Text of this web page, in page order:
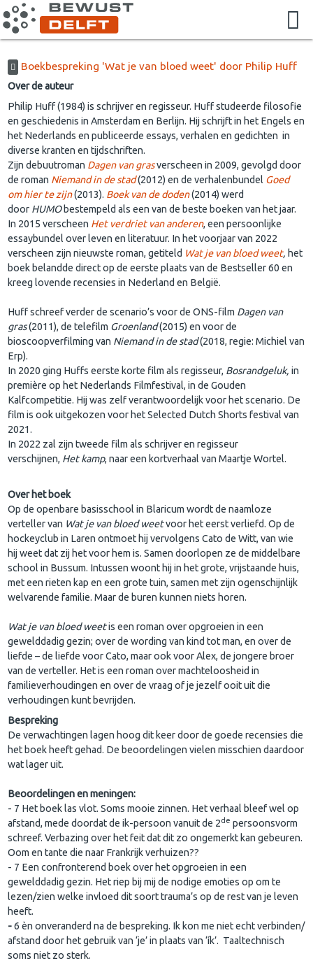
Boekbespreking 'Wat je van bloed weet' door Philip Huff
Over de auteur
Philip Huff (1984) is schrijver en regisseur. Huff studeerde filosofie
en geschiedenis in Amsterdam en Berlijn. Hij schrijft in het Engels en
het Nederlands en publiceerde essays, verhalen en gedichten in
diverse kranten en tijdschriften.
Zijn debuutroman Dagen van grasverscheen in 2009, gevolgd door
de roman Niemand in de stad(2012) en de verhalenbundel Goed
om hier te zijn(2013). Boek van de doden(2014) werd
door HUMO bestempeld als een van de beste boeken van het jaar.
In 2015 verscheen Het verdriet van anderen, een persoonlijke
essaybundel over leven en literatuur. In het voorjaar van 2022
verscheen zijn nieuwste roman, getiteld Wat je van bloed weet, het
boek belandde direct op de eerste plaats van de Bestseller 60 en
kreeg lovende recensies in Nederland en België.
Huff schreef verder de scenario’s voor de ONS-film Dagen van
gras(2011), de telefilm Groenland(2015) en voor de
bioscoopverfilming van Niemand in de stad(2018, regie: Michiel van
Erp).
In 2020 ging Huffs eerste korte film als regisseur, Bosrandgeluk,in
première op het Nederlands Filmfestival, in de Gouden
Kalfcompetitie. Hij was zelf verantwoordelijk voor het scenario. De
film is ook uitgekozen voor het Selected Dutch Shorts festival van
2021.
In 2022 zal zijn tweede film als schrijver en regisseur
verschijnen, Het kamp, naar een kortverhaal van Maartje Wortel.
Over het boek
Op de openbare basisschool in Blaricum wordt de naamloze
verteller van Wat je van bloed weetvoor het eerst verliefd. Op de
hockeyclub in Laren ontmoet hij vervolgens Cato de Witt, van wie
hij weet dat zij het voor hem is. Samen doorlopen ze de middelbare
school in Bussum. Intussen woont hij in het grote, vrijstaande huis,
met een rieten kap en een grote tuin, samen met zijn ogenschijnlijk
welvarende familie. Maar de buren kunnen niets horen.
Wat je van bloed weetis een roman over opgroeien in een
gewelddadig gezin; over de wording van kind tot man, en over de
liefde – de liefde voor Cato, maar ook voor Alex, de jongere broer
van de verteller. Het is een roman over machteloosheid in
familieverhoudingen en over de vraag of je jezelf ooit uit die
verhoudingen kunt bevrijden.
Bespreking
De verwachtingen lagen hoog dit keer door de goede recensies die
het boek heeft gehad. De beoordelingenvielen misschien daardoor
wat lager uit.
Beoordelingen en meningen:
- 7 Het boek las vlot. Soms mooie zinnen. Het verhaal bleef wel op
afstand, mede doordat de ik-persoon vanuit de 2de persoonsvorm
schreef. Verbazing over het feit dat dit zo ongemerkt kan gebeuren.
Oom en tante die naar Frankrijk verhuizen??
- 7 Een confronterend boek over het opgroeien in een
gewelddadig gezin. Het riep bij mij de nodige emoties op om te
lezen/zien welke invloed dit soort trauma’s op de rest van je leven
heeft.
-6 èn onveranderd na de bespreking. Ik kon me niet echt verbinden/
afstand door het gebruik van ‘je’ in plaats van ‘ík’. Taaltechnisch
soms niet zo sterk.